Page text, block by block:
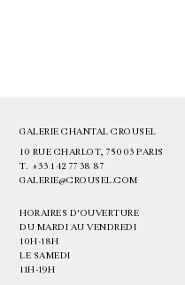
GALERIE CHANTAL CROUSEL
10 RUE CHARLOT, 75003 PARIS
T. +33 1 42 77 38 87
GALERIE@CROUSEL.COM
HORAIRES D'OUVERTURE
DU MARDI AU VENDREDI
10H-18H
LE SAMEDI
11H-19H